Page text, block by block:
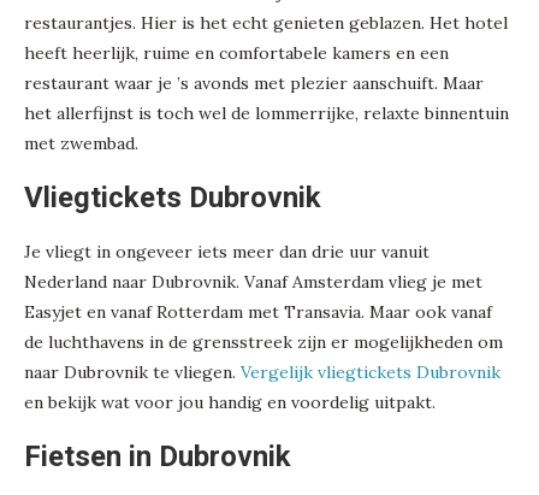
restaurantjes. Hier is het echt genieten geblazen. Het hotel
heeft heerlijk, ruime en comfortabele kamers en een
restaurant waar je ’s avonds met plezier aanschuift. Maar
het allerfijnst is toch wel de lommerrijke, relaxte binnentuin
met zwembad.
Vliegtickets Dubrovnik
Je vliegt in ongeveer iets meer dan drie uur vanuit
Nederland naar Dubrovnik. Vanaf Amsterdam vlieg je met
Easyjet en vanaf Rotterdam met Transavia. Maar ook vanaf
de luchthavens in de grensstreek zijn er mogelijkheden om
naar Dubrovnik te vliegen. Vergelijk vliegtickets Dubrovnik
en bekijk wat voor jou handig en voordelig uitpakt.
Fietsen in Dubrovnik